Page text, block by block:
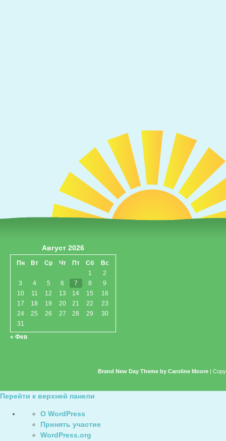
Август 2026
Пн Вт Ср Чт Пт Сб
Вс
1
2
3
4 5 6 7 8
9
10
11 12 13 14 15
16
17
18 19 20 21 22
23
24
25 26 27 28 29
30
31
« Фев
Brand New Day Theme by Caroline Moore |
Перейти к верхней панели
WordPress
О WordPress
Принять участие
WordPress.org